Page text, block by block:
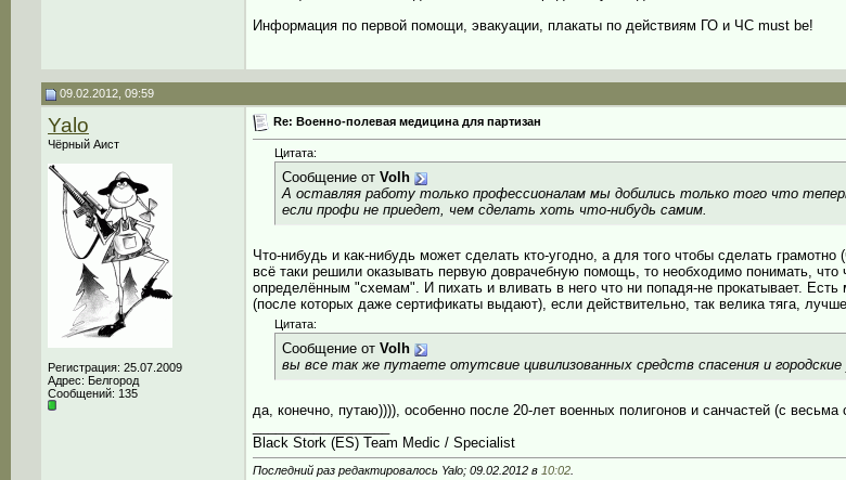
Информация по первой помощи, эвакуации, плакаты по действиям ГО и ЧС must be!
09.02.2012, 09:59
Yalo
Чёрный Аист
Регистрация: 25.07.2009
Адрес: Белгород
Сообщений: 135
Re: Военно-полевая медицина для партизан
Цитата:
Сообщение от Volh
А оставляя работу только профессионалам мы добились только того что
если профи не приедет, чем сделать хоть что-нибудь самим.
Что-нибудь и как-нибудь может сделать кто-угодно, а для того чтобы сделать
всё таки решили оказывать первую доврачебную помощь, то необходимо понимать,
определённым "схемам". И пихать и вливать в него что ни попадя-не прокатывает.
(после которых даже сертификаты выдают), если действительно, так велика тяга,
Цитата:
Сообщение от Volh
вы все так же путаете отутсвие цивилизованных средств спасения и городские
да, конечно, путаю)))), особенно после 20-лет военных полигонов и санчастей (с
Black Stork (ES) Team Medic / Specialist
Последний раз редактировалось Yalo; 09.02.2012 в 10:02